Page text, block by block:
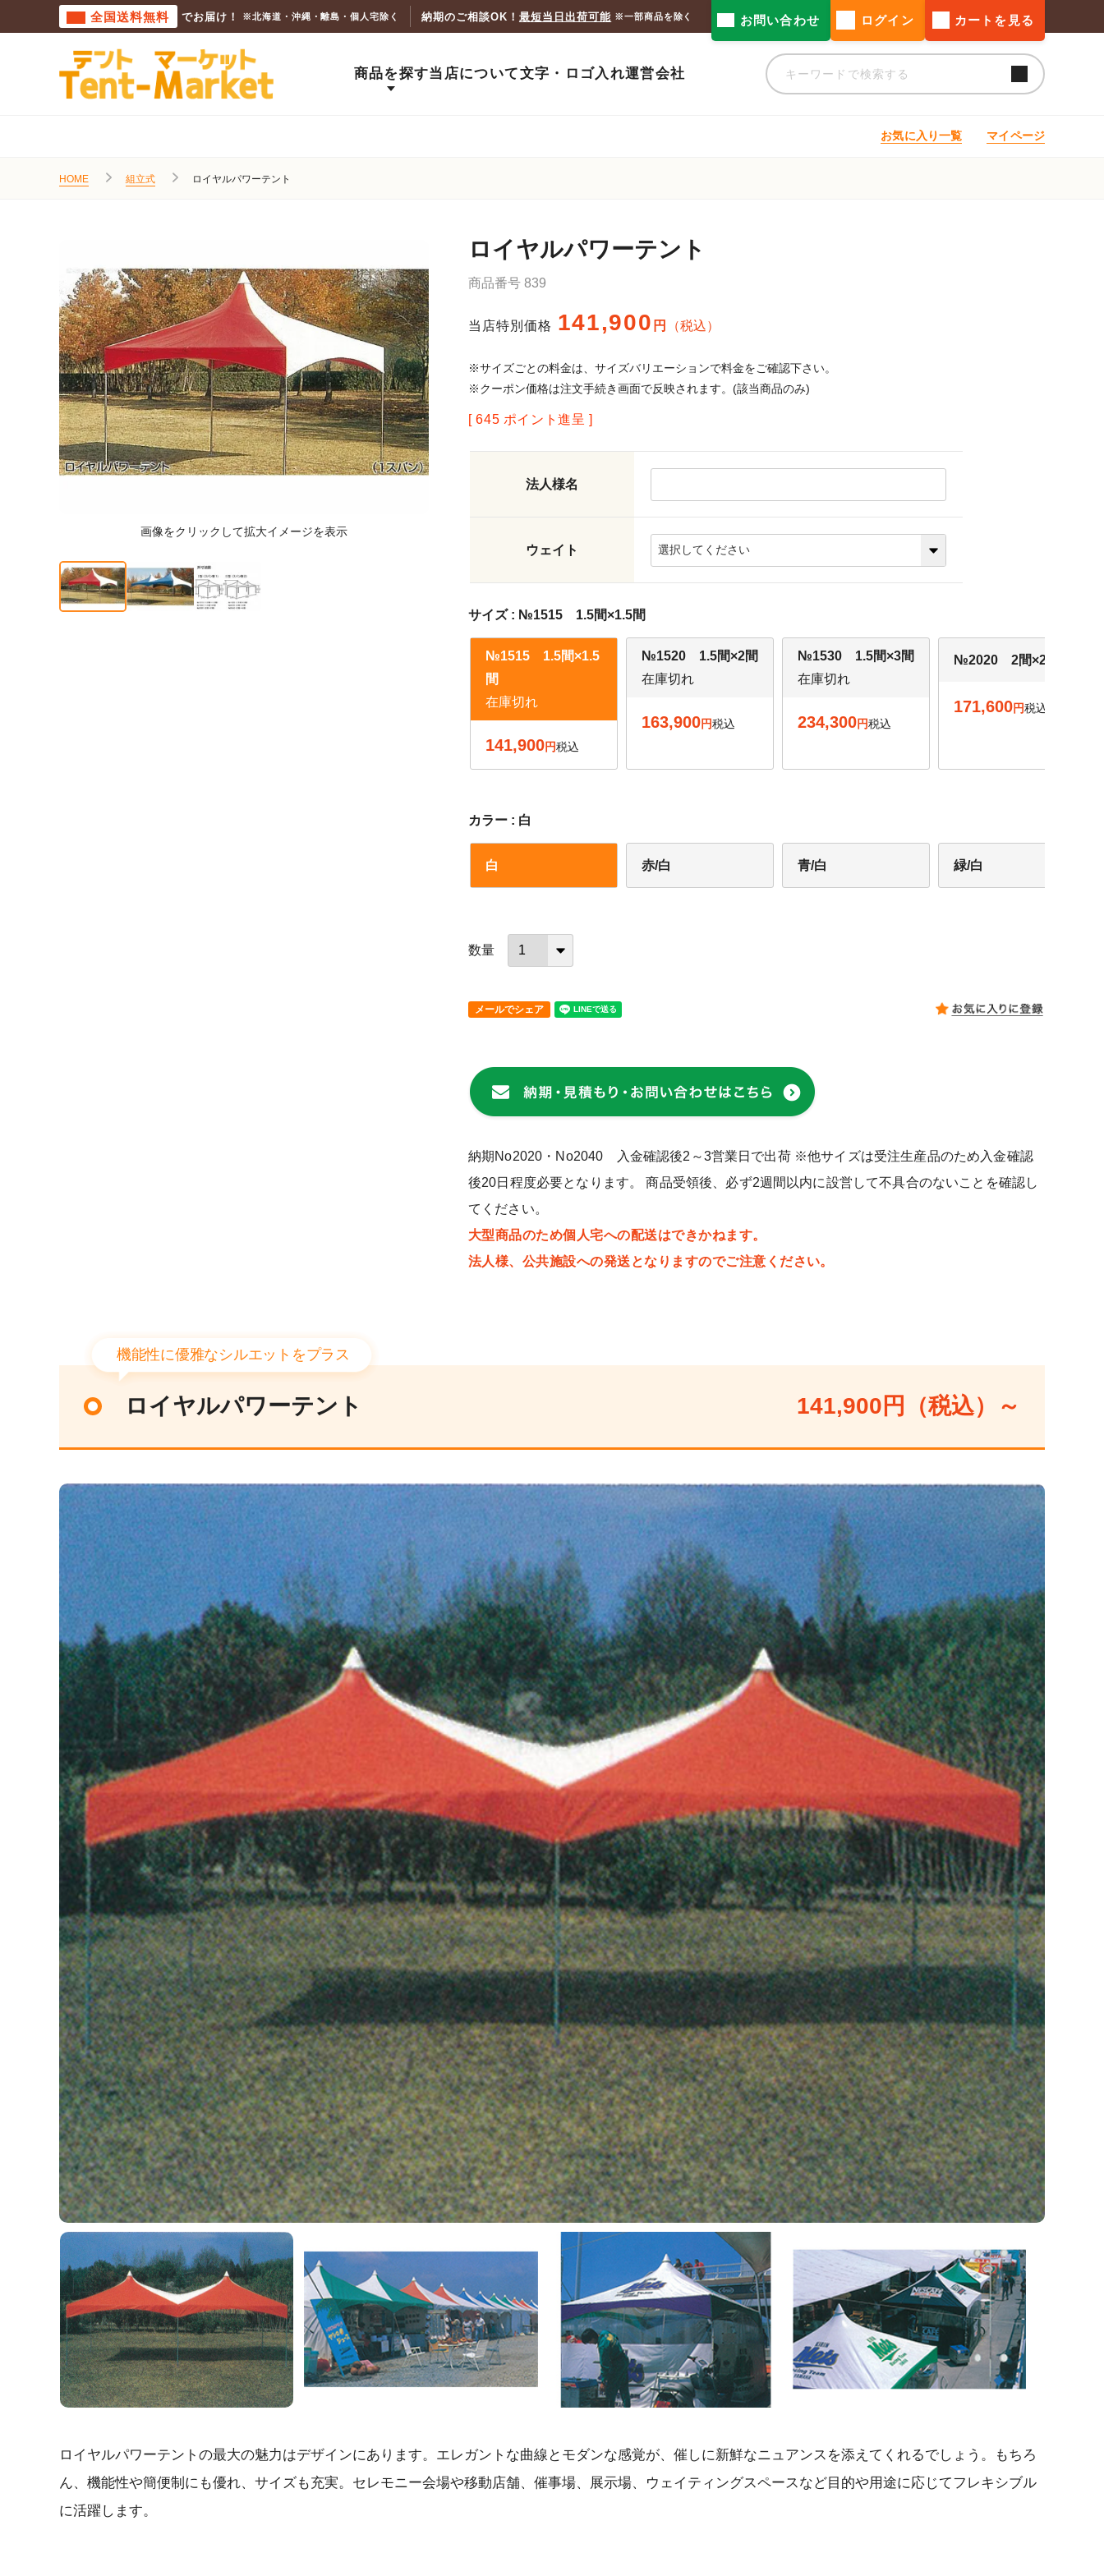
全国送料無料 でお届け！ ※北海道・沖縄・離島・個人宅除く 納期のご相談OK！ 最短当日出荷可能 ※一部商品を除く お問い合わせ ログイン カートを見る
商品を探す当店について文字・ロゴ入れ運営会社
お気に入り一覧 マイページ
HOME 組立式 ロイヤルパワーテント
ロイヤルパワーテント
商品番号 839
当店特別価格 141,900 税込
※サイズごとの料金は、サイズバリエーションで料金をご確認下さい。
※クーポン価格は注文手続き画面で反映されます。(該当商品のみ)
[ 645 ポイント進呈 ]
法人様名
ウェイト
サイズ №1515 1.5間×1.5間
№1515 1.5間×1.5
間
在庫切れ
141,900 税込
№1520 1.5間×2間
在庫切れ
163,900 税込
№1530 1.5間×3間
在庫切れ
234,300 税込
№2020 2間×2間
171,600 税込
カラー 白
白 赤/白 青/白 緑/白
メールでシェア
納期No2020・No2040 入金確認後2～3営業日で出荷 ※他サイズは受注生産品のため入金確認
後20日程度必要となります。 商品受領後、必ず2週間以内に設営して不具合のないことを確認し
てください。
大型商品のため個人宅への配送はできかねます。
法人様、公共施設への発送となりますのでご注意ください。
機能性に優雅なシルエットをプラス
ロイヤルパワーテント 141,900円（税込）～
ロイヤルパワーテントの最大の魅力はデザインにあります。エレガントな曲線とモダンな感覚が、催しに新鮮なニュアンスを添えてくれるでしょう。もちろ
ん、機能性や簡便制にも優れ、サイズも充実。セレモニー会場や移動店舗、催事場、展示場、ウェイティングスペースなど目的や用途に応じてフレキシブル
に活躍します。